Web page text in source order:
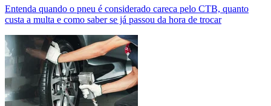
Entenda quando o pneu é considerado careca pelo CTB, quanto
custa a multa e como saber se já passou da hora de trocar